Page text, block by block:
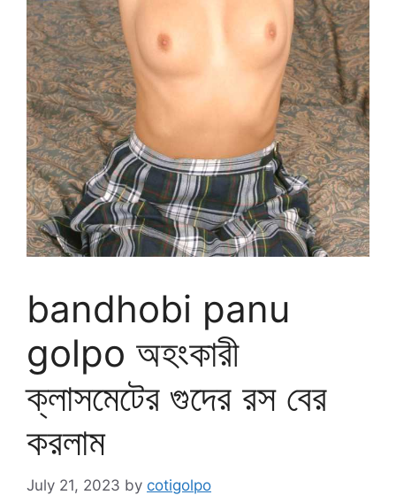
bandhobi panu
golpo অহংকারী
ক্লাসমেটের গুদের রস বের
করলাম
July 21, 2023 by cotigolpo